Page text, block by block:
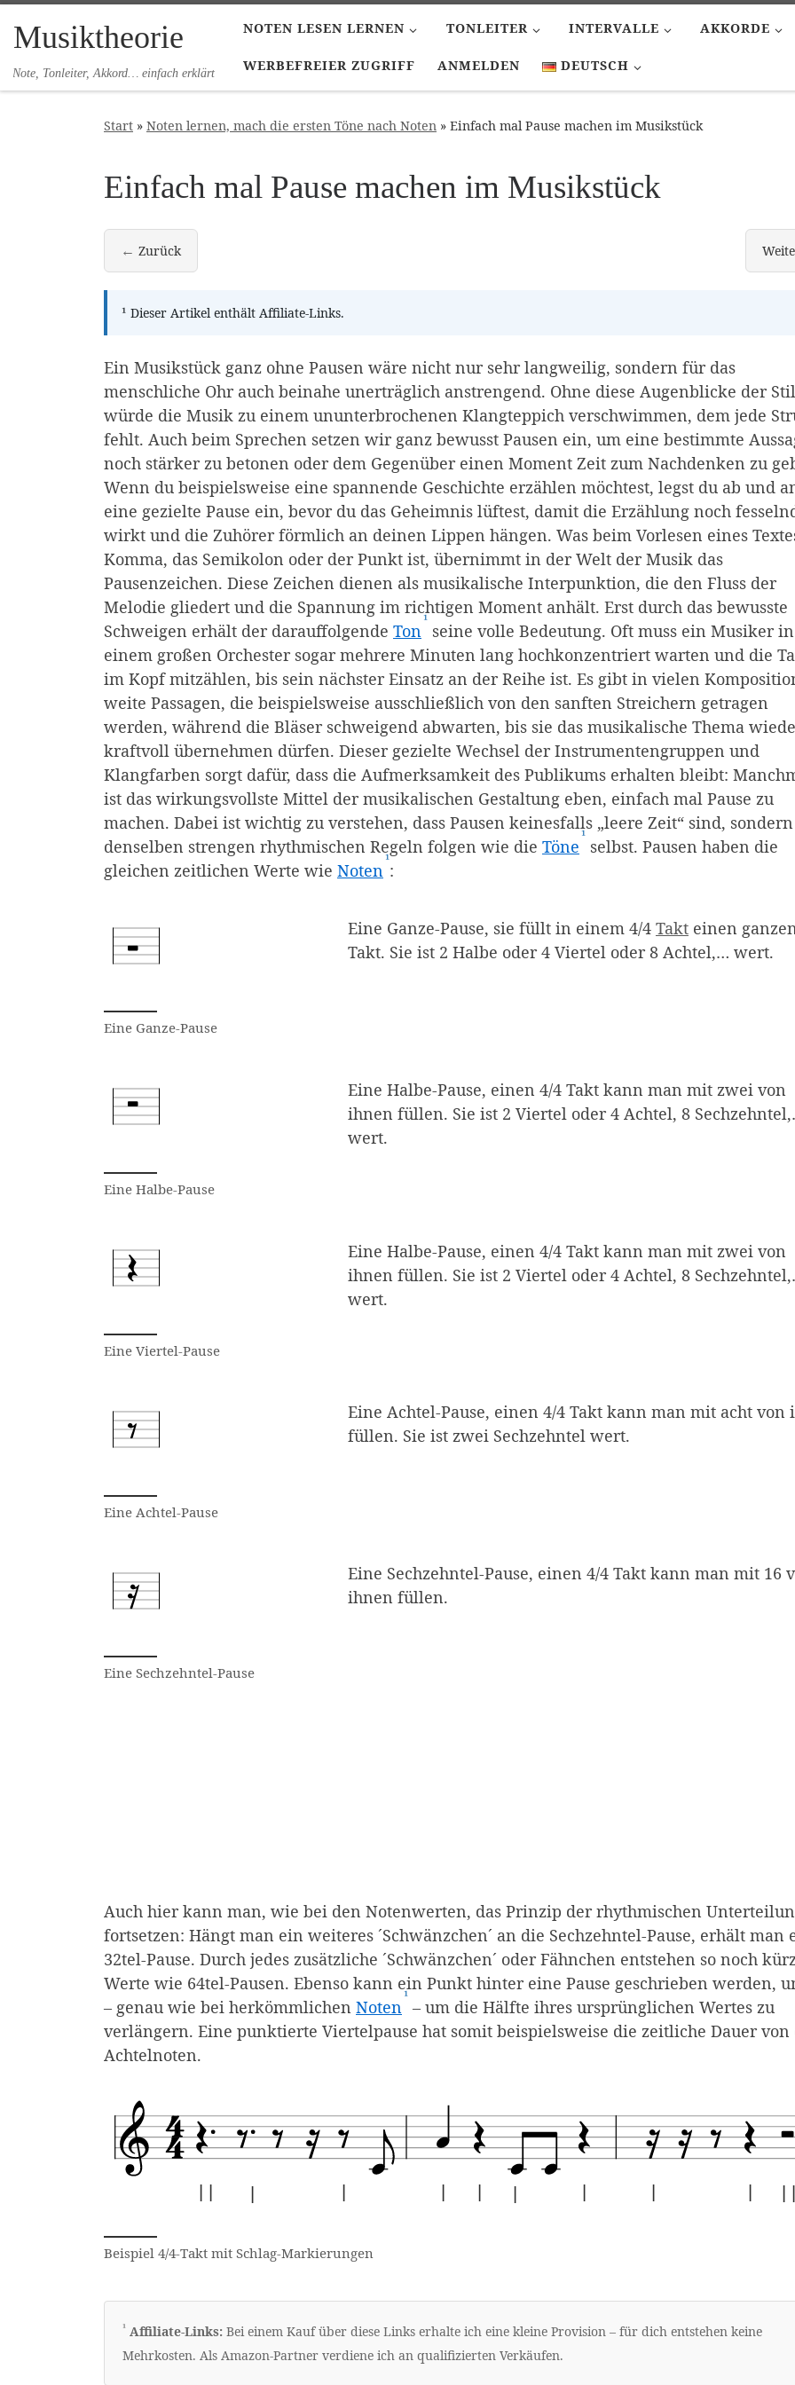
Zum Inhalt springen
Musiktheorie
Note, Tonleiter, Akkord… einfach erklärt
NOTEN LESEN LERNEN TONLEITER INTERVALLE AKKORDE
WERBEFREIER ZUGRIFF ANMELDEN DEUTSCH
Start » Noten lernen, mach die ersten Töne nach Noten » Einfach mal Pause machen im Musikstück
Einfach mal Pause machen im Musikstück
← Zurück
¹ Dieser Artikel enthält Affiliate-Links.
Ein Musikstück ganz ohne Pausen wäre nicht nur sehr langweilig, sondern für das
menschliche Ohr auch beinahe unerträglich anstrengend. Ohne diese Augenblicke der
würde die Musik zu einem ununterbrochenen Klangteppich verschwimmen, dem jede
fehlt. Auch beim Sprechen setzen wir ganz bewusst Pausen ein, um eine bestimmte
noch stärker zu betonen oder dem Gegenüber einen Moment Zeit zum Nachdenken zu
Wenn du beispielsweise eine spannende Geschichte erzählen möchtest, legst du ab und
eine gezielte Pause ein, bevor du das Geheimnis lüftest, damit die Erzählung noch
wirkt und die Zuhörer förmlich an deinen Lippen hängen. Was beim Vorlesen eines
Komma, das Semikolon oder der Punkt ist, übernimmt in der Welt der Musik das
Pausenzeichen. Diese Zeichen dienen als musikalische Interpunktion, die den Fluss der
Melodie gliedert und die Spannung im richtigen Moment anhält. Erst durch das bewusste
Schweigen erhält der darauffolgende Ton (Affiliate-Link)
¹ seine volle Bedeutung. Oft muss ein Musiker in
einem großen Orchester sogar mehrere Minuten lang hochkonzentriert warten und die
im Kopf mitzählen, bis sein nächster Einsatz an der Reihe ist. Es gibt in vielen
weite Passagen, die beispielsweise ausschließlich von den sanften Streichern getragen
werden, während die Bläser schweigend abwarten, bis sie das musikalische Thema
kraftvoll übernehmen dürfen. Dieser gezielte Wechsel der Instrumentengruppen und
Klangfarben sorgt dafür, dass die Aufmerksamkeit des Publikums erhalten bleibt:
ist das wirkungsvollste Mittel der musikalischen Gestaltung eben, einfach mal Pause zu
machen. Dabei ist wichtig zu verstehen, dass Pausen keinesfalls „leere Zeit“ sind, sondern
denselben strengen rhythmischen Regeln folgen wie die Töne (Affiliate-Link)
¹ selbst. Pausen haben die
gleichen zeitlichen Werte wie Noten (Affiliate-Link)
¹:
Eine Ganze-Pause
Eine Ganze-Pause, sie füllt in einem 4/4 Takteinen
Takt. Sie ist 2 Halbe oder 4 Viertel oder 8 Achtel,… wert.
Eine Halbe-Pause
Eine Halbe-Pause, einen 4/4 Takt kann man mit zwei von
ihnen füllen. Sie ist 2 Viertel oder 4 Achtel, 8
wert.
Eine Viertel-Pause
Eine Halbe-Pause, einen 4/4 Takt kann man mit zwei von
ihnen füllen. Sie ist 2 Viertel oder 4 Achtel, 8
wert.
Eine Achtel-Pause
Eine Achtel-Pause, einen 4/4 Takt kann man mit acht von
füllen. Sie ist zwei Sechzehntel wert.
Eine Sechzehntel-Pause
Eine Sechzehntel-Pause, einen 4/4 Takt kann man mit 16
ihnen füllen.
Auch hier kann man, wie bei den Notenwerten, das Prinzip der rhythmischen
fortsetzen: Hängt man ein weiteres ´Schwänzchen´ an die Sechzehntel-Pause, erhält man
32tel-Pause. Durch jedes zusätzliche ´Schwänzchen´ oder Fähnchen entstehen so noch
Werte wie 64tel-Pausen. Ebenso kann ein Punkt hinter eine Pause geschrieben werden,
– genau wie bei herkömmlichen Noten (Affiliate-Link)
¹ – um die Hälfte ihres ursprünglichen Wertes zu
verlängern. Eine punktierte Viertelpause hat somit beispielsweise die zeitliche Dauer von
Achtelnoten.
| | | | | | | | | | | |
Beispiel 4/4-Takt mit Schlag-Markierungen
Erklärung zu Werbelinks
¹ Affiliate-Links: Bei einem Kauf über diese Links erhalte ich eine kleine Provision – für dich entstehen keine
Mehrkosten. Als Amazon-Partner verdiene ich an qualifizierten Verkäufen.